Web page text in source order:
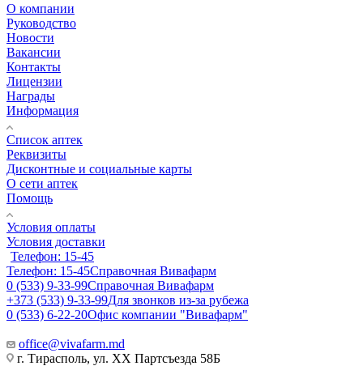
О компании
Руководство
Новости
Вакансии
Контакты
Лицензии
Награды
Информация
Список аптек
Реквизиты
Дисконтные и социальные карты
О сети аптек
Помощь
Условия оплаты
Условия доставки
Телефон: 15-45
Телефон: 15-45Справочная Вивафарм
0 (533) 9-33-99Справочная Вивафарм
+373 (533) 9-33-99Для звонков из-за рубежа
0 (533) 6-22-20Офис компании "Вивафарм"
office@vivafarm.md
г. Тирасполь, ул. ХХ Партсъезда 58Б